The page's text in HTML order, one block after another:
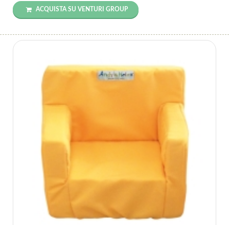
ACQUISTA SU VENTURI GROUP